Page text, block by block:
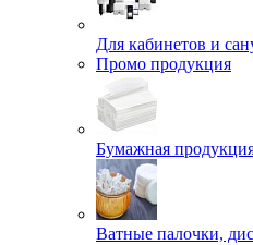
Для кабинетов и
Промо продукция
Бумажная
Ватные палочки,